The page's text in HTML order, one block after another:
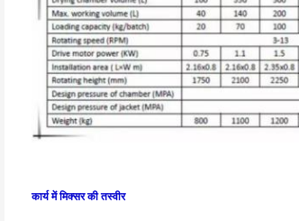
कार्य में मिक्सर की तस्वीर